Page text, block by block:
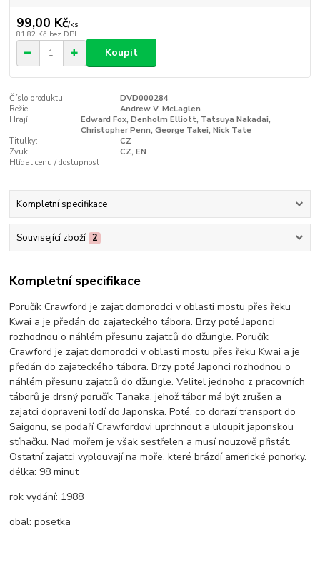
99,00 Kč/ks
81,82 Kč bez DPH
Koupit
Číslo produktu:
DVD000284
Režie:
Andrew V. McLaglen
Hrají:
Edward Fox, Denholm Elliott, Tatsuya Nakadai,
Christopher Penn, George Takei, Nick Tate
Titulky:
CZ
Zvuk:
CZ, EN
Hlídat cenu / dostupnost
Kompletní specifikace
Související zboží 2
Kompletní specifikace
Poručík Crawford je zajat domorodci v oblasti mostu přes řeku
Kwai a je předán do zajateckého tábora. Brzy poté Japonci
rozhodnou o náhlém přesunu zajatců do džungle. Poručík
Crawford je zajat domorodci v oblasti mostu přes řeku Kwai a je
předán do zajateckého tábora. Brzy poté Japonci rozhodnou o
náhlém přesunu zajatců do džungle. Velitel jednoho z pracovních
táborů je drsný poručík Tanaka, jehož tábor má být zrušen a
zajatci dopraveni lodí do Japonska. Poté, co dorazí transport do
Saigonu, se podaří Crawfordovi uprchnout a uloupit japonskou
stíhačku. Nad mořem je však sestřelen a musí nouzově přistát.
Ostatní zajatci vyplouvají na moře, které brázdí americké ponorky.
délka: 98 minut
rok vydání: 1988
obal: posetka